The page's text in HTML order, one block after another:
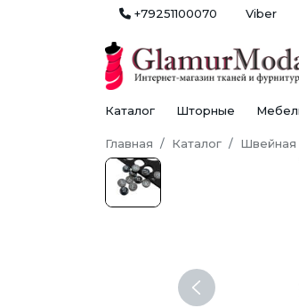
+79251100070 Viber
Каталог Шторные
Главная Каталог Швейная
Previous